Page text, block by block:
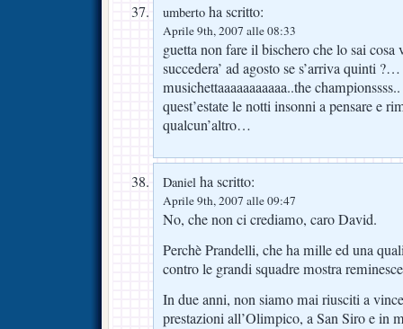
umberto ha scritto:
Aprile 9th, 2007 alle 08:33
guetta non fare il bischero che lo sai cosa
succedera’ ad agosto se s’arriva quinti
musichettaaaaaaaaaaa..the championssss..
quest’estate le notti insonni a pensare e
qualcun’altro…
Daniel ha scritto:
Aprile 9th, 2007 alle 09:47
No, che non ci crediamo, caro David.
Perchè Prandelli, che ha mille ed una
contro le grandi squadre mostra
In due anni, non siamo mai riusciti a
prestazioni all’Olimpico, a San Siro e in